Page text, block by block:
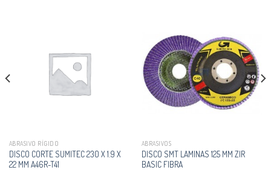
ABRASIVO RÍGIDO
DISCO CORTE SUMITEC 230 X 1.9 X
22 MM A46R-T41
ABRASIVOS
DISCO SMT LAMINAS 125 MM ZIR
BASIC FIBRA